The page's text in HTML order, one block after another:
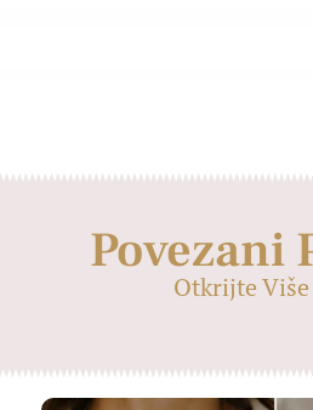
Povezani
Otkrijte